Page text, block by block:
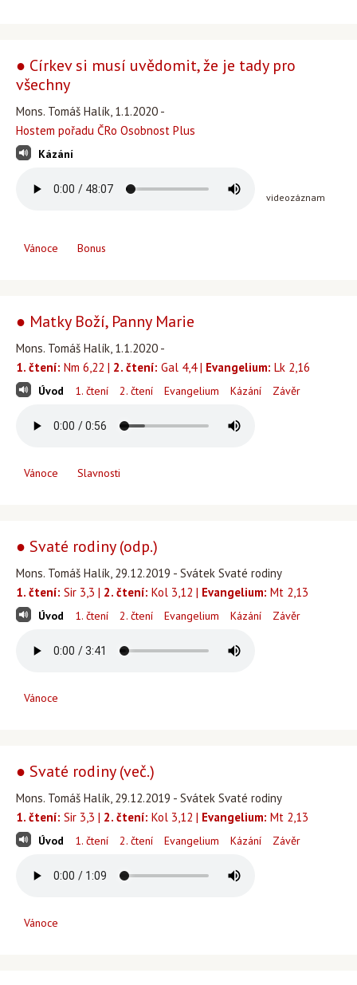
● Církev si musí uvědomit, že je tady pro
všechny
Mons. Tomáš Halík, 1.1.2020 -
Hostem pořadu ČRo Osobnost Plus
Kázání
videozáznam
Vánoce Bonus
● Matky Boží, Panny Marie
Mons. Tomáš Halík, 1.1.2020 -
1. čtení: Nm 6,22 | 2. čtení: Gal 4,4 | Evangelium: Lk 2,16
Úvod 1. čtení 2. čtení Evangelium Kázání Závěr
Vánoce Slavnosti
● Svaté rodiny (odp.)
Mons. Tomáš Halík, 29.12.2019 - Svátek Svaté rodiny
1. čtení: Sir 3,3 | 2. čtení: Kol 3,12 | Evangelium: Mt 2,13
Úvod 1. čtení 2. čtení Evangelium Kázání Závěr
Vánoce
● Svaté rodiny (več.)
Mons. Tomáš Halík, 29.12.2019 - Svátek Svaté rodiny
1. čtení: Sir 3,3 | 2. čtení: Kol 3,12 | Evangelium: Mt 2,13
Úvod 1. čtení 2. čtení Evangelium Kázání Závěr
Vánoce